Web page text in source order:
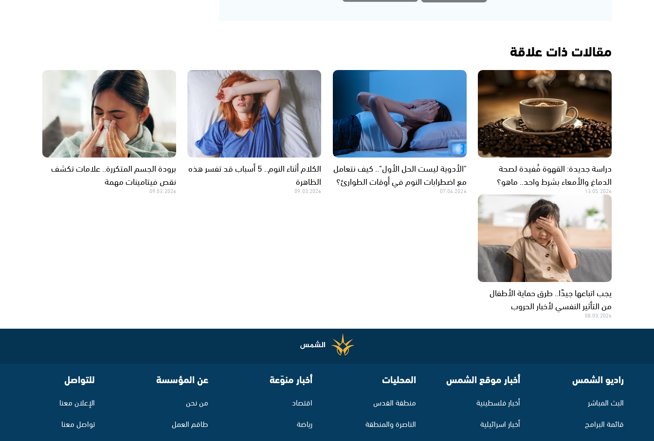
مقالات ذات علاقة
دراسة جديدة: القهوة مُفيدة لصحة
الدماغ والأمعاء بشرط واحد.. ماهو؟
13.05.2026
"الأدوية ليست الحل الأول".. كيف نتعامل
مع اضطرابات النوم في أوقات الطوارئ؟
07.04.2026
الكلام أثناء النوم.. 5 أسباب قد تفسر هذه
الظاهرة
09.03.2026
برودة الجسم المتكررة.. علامات تكشف
نقص فيتامينات مهمة
09.03.2026
يجب اتباعها جيدًا.. طرق حماية الأطفال
من التأثير النفسي لأخبار الحروب
08.03.2026
راديو الشمس
البث المباشر
قائمة البرامج
أخبار موقع الشمس
أخبار فلسطينية
أخبار اسرائيلية
المحليات
منطقة القدس
الناصرة والمنطقة
أخبار منوّعة
اقتصاد
رياضة
عن المؤسسة
من نحن
طاقم العمل
للتواصل
الإعلان معنا
تواصل معنا